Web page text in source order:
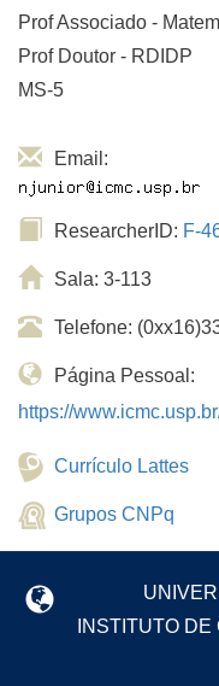
Prof Associado -
Prof Doutor - RDIDP
MS-5
Email:
ResearcherID: F-
Sala: 3-113
Telefone:
Página Pessoal:
https://
Currículo Lattes
Grupos CNPq
INSTITUTO